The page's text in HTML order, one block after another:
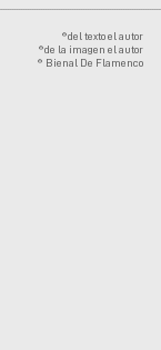
®del texto el autor
®de la imagen el autor
® Bienal De Flamenco